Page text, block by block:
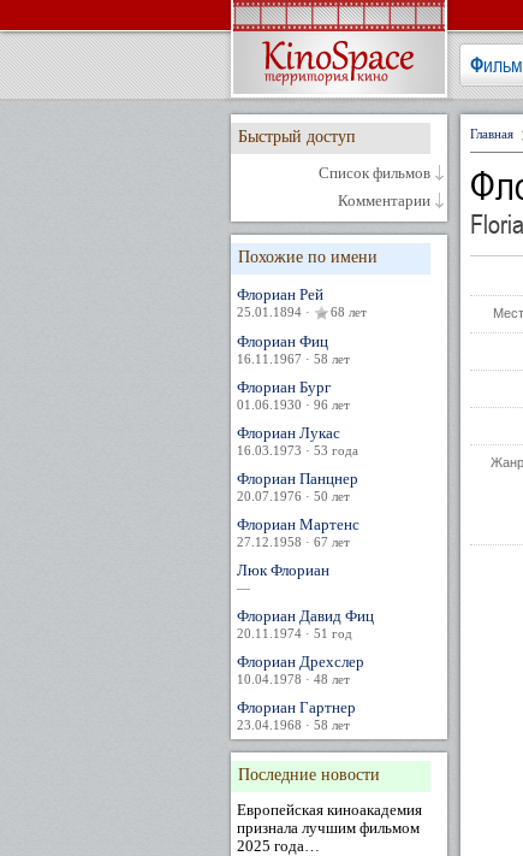
Быстрый доступ
Список фильмов
Комментарии
Похожие по имени
Флориан Рей
25.01.1894 · 68 лет
Флориан Фиц
16.11.1967 · 58 лет
Флориан Бург
01.06.1930 · 96 лет
Флориан Лукас
16.03.1973 · 53 года
Флориан Панцнер
20.07.1976 · 50 лет
Флориан Мартенс
27.12.1958 · 67 лет
Люк Флориан
—
Флориан Давид Фиц
20.11.1974 · 51 год
Флориан Дрехслер
10.04.1978 · 48 лет
Флориан Гартнер
23.04.1968 · 58 лет
Последние новости
Европейская киноакадемия
признала лучшим фильмом
2025 года…
Главная